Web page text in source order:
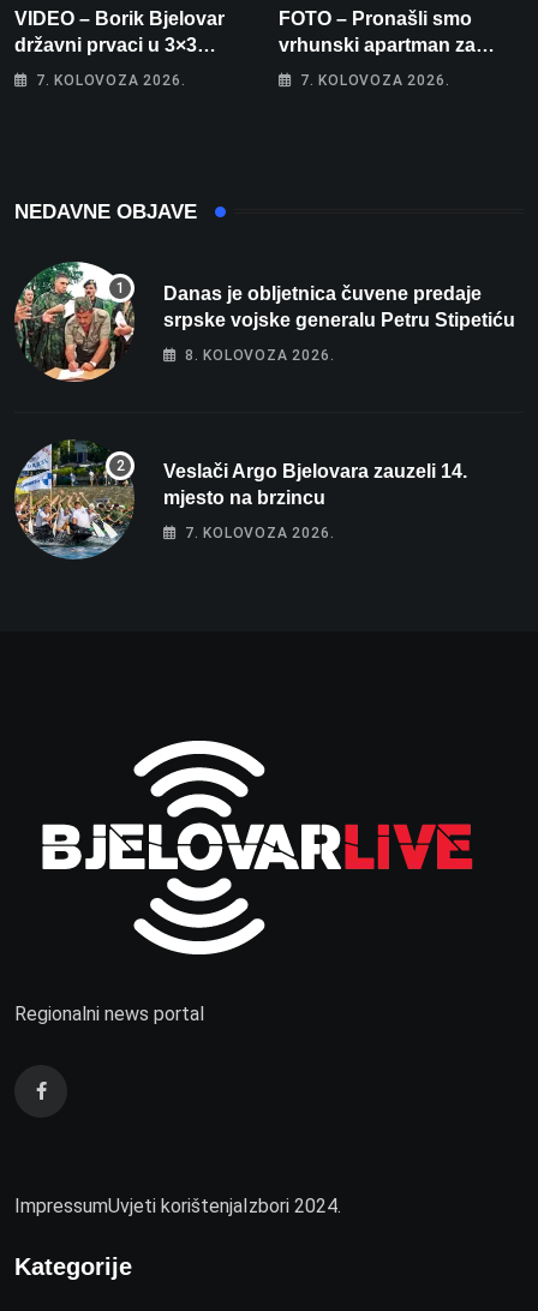
VIDEO – Borik Bjelovar
državni prvaci u 3×3
košarci, Klara Končar je
7. KOLOVOZA 2026.
FOTO – Pronašli smo
vrhunski apartman za
odmor: Pogled na more, tri
7. KOLOVOZA 2026.
NEDAVNE OBJAVE
Danas je obljetnica čuvene predaje
srpske vojske generalu Petru Stipetiću
8. KOLOVOZA 2026.
Veslači Argo Bjelovara zauzeli 14.
mjesto na brzincu
7. KOLOVOZA 2026.
Regionalni news portal
ImpressumUvjeti korištenjaIzbori 2024.
Kategorije